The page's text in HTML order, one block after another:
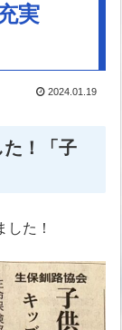
実
2024.01.19
！「子
た！